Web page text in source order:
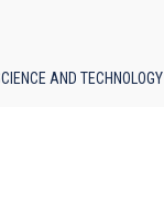
AND TECHNOLOGY